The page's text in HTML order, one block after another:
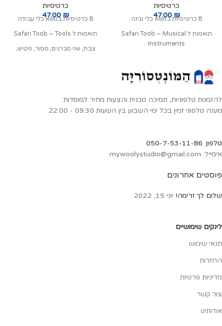
כרטיסיות
47.00 ₪
8 כרטיסיות בנושא כלי נגינה
תואמות ל Safari Toob – Musical
Instruments
סקסופון, חליל צד, גיטרה קלאסית,
כינור
כרטיסיות
47.00 ₪
8 כרטיסיות בנושא כלי עבודה
תואמות ל Safari Toob – Tools
צבת, שני מברגים, מסור, פטיש,
לינקים שימושיים
תנאי שימוש
החזרות
מדיניות פרטיות
צור קשר
אודותינו
פוסטים אחרונים
שלום לך זרימה! יוני 15, 2022
להזמנות טלפוניות, תמיכה טכנית והצעות מחיר למוסדות:
מענה טלפוני זמין בכל ימי השבוע בין השעות 09:30 - 22:00
טלפון: 050-7-53-11-86
אימייל: mywoolystudio@gmail.com